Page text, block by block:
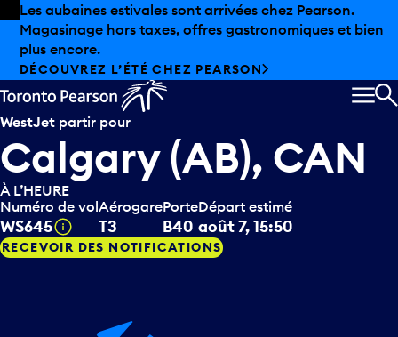
Skip to offers
Passer au contenu principal
Les aubaines estivales sont arrivées chez Pearson.
Magasinage hors taxes, offres gastronomiques et bien
plus encore.
DÉCOUVREZ L’ÉTÉ CHEZ PEARSON
WestJet partir pour
Calgary (AB), CAN
À L’HEURE
Numéro de vol
WS645 Infobulle
Aérogare
T3
Porte
B40
Départ estimé
août 7, 15:50
RECEVOIR DES NOTIFICATIONS